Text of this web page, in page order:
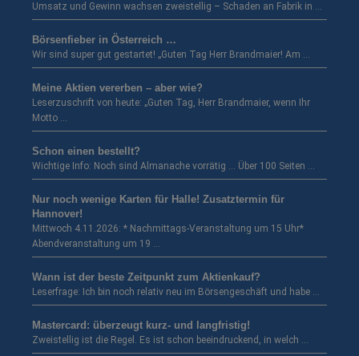
Umsatz und Gewinn wachsen zweistellig – Schaden an Fabrik in …
Börsenfieber in Österreich …
Wir sind super gut gestartet! „Guten Tag Herr Brandmaier! Am …
Meine Aktien vererben – aber wie?
Leserzuschrift von heute: „Guten Tag, Herr Brandmaier, wenn Ihr
Motto …
Schon einen bestellt?
Wichtige Info: Noch sind Almanache vorrätig … Über 100 Seiten …
Nur noch wenige Karten für Halle! Zusatztermin für
Hannover!
Mittwoch 4.11.2026: * Nachmittags-Veranstaltung um 15 Uhr*
Abendveranstaltung um 19 …
Wann ist der beste Zeitpunkt zum Aktienkauf?
Leserfrage: Ich bin noch relativ neu im Börsengeschäft und habe …
Mastercard: überzeugt kurz- und langfristig!
Zweistellig ist die Regel. Es ist schon beeindruckend, in welch …